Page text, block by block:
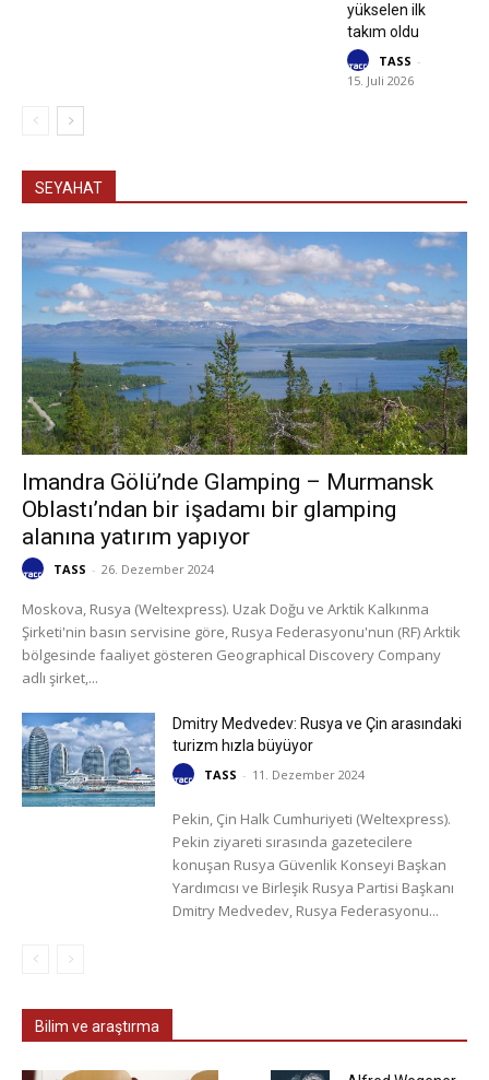
yükselen ilk
takım oldu
TASS -
15. Juli 2026
SEYAHAT
Imandra Gölü’nde Glamping – Murmansk
Oblastı’ndan bir işadamı bir glamping
alanına yatırım yapıyor
TASS - 26. Dezember 2024
Moskova, Rusya (Weltexpress). Uzak Doğu ve Arktik Kalkınma
Şirketi'nin basın servisine göre, Rusya Federasyonu'nun (RF) Arktik
bölgesinde faaliyet gösteren Geographical Discovery Company
adlı şirket,...
Dmitry Medvedev: Rusya ve Çin arasındaki
turizm hızla büyüyor
TASS - 11. Dezember 2024
Pekin, Çin Halk Cumhuriyeti (Weltexpress).
Pekin ziyareti sırasında gazetecilere
konuşan Rusya Güvenlik Konseyi Başkan
Yardımcısı ve Birleşik Rusya Partisi Başkanı
Dmitry Medvedev, Rusya Federasyonu...
Bilim ve araştırma